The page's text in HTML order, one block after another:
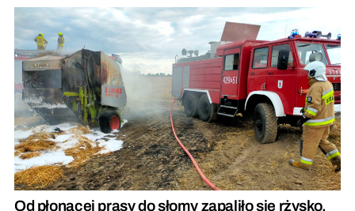
Od płonącej prasy do słomy zapaliło się rżysko.